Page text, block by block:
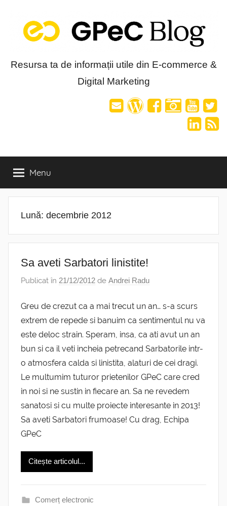
content
Blog-
Resursa ta de informații utile din E-commerce &
Digital Marketing
Menu
Lună: decembrie 2012
Sa aveti Sarbatori linistite!
Publicat în 21/12/2012 de Andrei Radu
Greu de crezut ca a mai trecut un an… s-a scurs
extrem de repede si banuim ca sentimentul nu va
este deloc strain. Speram, insa, ca ati avut un an
bun si ca il veti incheia petrecand Sarbatorile intr-
o atmosfera calda si linistita, alaturi de cei dragi.
Le multumim tuturor prietenilor GPeC care cred
in noi si ne sustin in fiecare an. Sa ne revedem
sanatosi si cu multe proiecte interesante in 2013!
Sa aveti Sarbatori frumoase! Cu drag, Echipa
GPeC
Citește articolul...
Comerț electronic